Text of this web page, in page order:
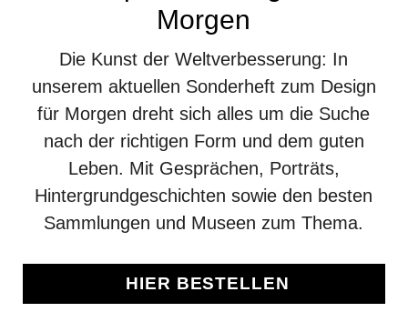
Morgen
Die Kunst der Weltverbesserung: In
unserem aktuellen Sonderheft zum Design
für Morgen dreht sich alles um die Suche
nach der richtigen Form und dem guten
Leben. Mit Gesprächen, Porträts,
Hintergrundgeschichten sowie den besten
Sammlungen und Museen zum Thema.
HIER BESTELLEN